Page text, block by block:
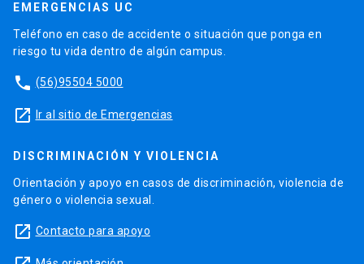
EMERGENCIAS UC
Teléfono en caso de accidente o situación que ponga en
riesgo tu vida dentro de algún campus.
phone (56)95504 5000
launch Ir al sitio de Emergencias
DISCRIMINACIÓN Y VIOLENCIA
Orientación y apoyo en casos de discriminación, violencia de
género o violencia sexual.
launch Contacto para apoyo